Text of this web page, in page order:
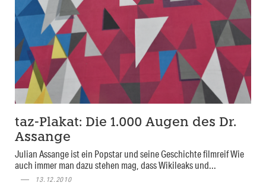
taz-Plakat: Die 1.000 Augen des Dr.
Assange
Julian Assange ist ein Popstar und seine Geschichte filmreif Wie
auch immer man dazu stehen mag, dass Wikileaks und...
13.12.2010